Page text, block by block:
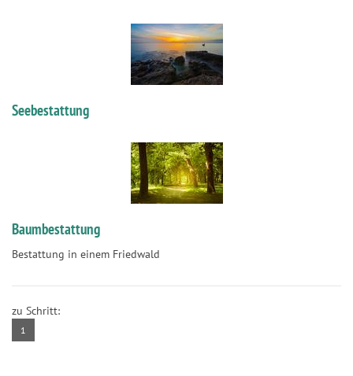
Seebestattung
Baumbestattung
Bestattung in einem Friedwald
zu Schritt:
1